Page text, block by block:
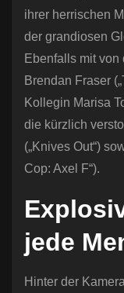
ihrer herrischen
der grandiosen
Ebenfalls mit von
Brendan Fraser
Kollegin Marisa
die kürzlich
(„Knives Out“)
Cop: Axel F“).
jede
Hinter der